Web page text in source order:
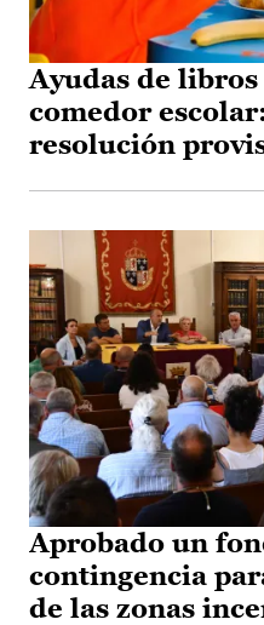
Ayudas de
comedor
resolución
Aprobado un
contingencia
de las zonas